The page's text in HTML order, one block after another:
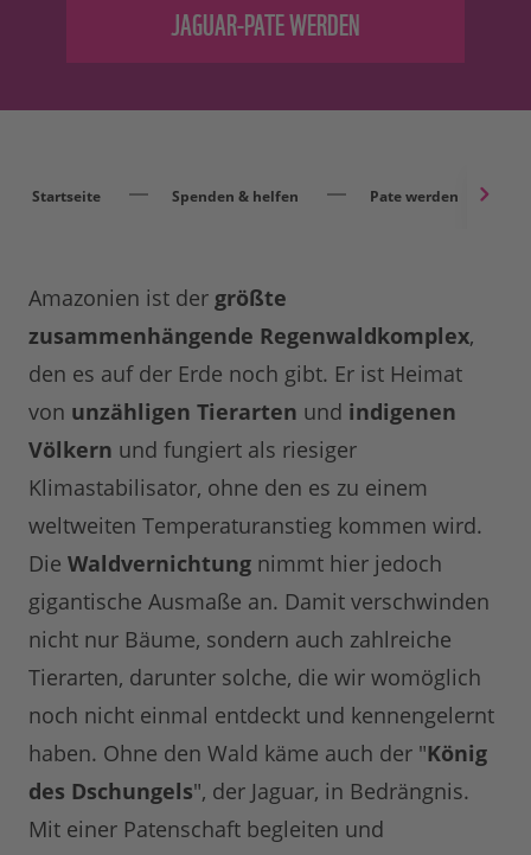
Startseite Spenden & helfen Pate werden
Amazonien ist der größte
zusammenhängende Regenwaldkomplex,
den es auf der Erde noch gibt. Er ist Heimat
von unzähligen Tierarten und indigenen
Völkern und fungiert als riesiger
Klimastabilisator, ohne den es zu einem
weltweiten Temperaturanstieg kommen wird.
Die Waldvernichtung nimmt hier jedoch
gigantische Ausmaße an. Damit verschwinden
nicht nur Bäume, sondern auch zahlreiche
Tierarten, darunter solche, die wir womöglich
noch nicht einmal entdeckt und kennengelernt
haben. Ohne den Wald käme auch der "König
des Dschungels", der Jaguar, in Bedrängnis.
Mit einer Patenschaft begleiten und